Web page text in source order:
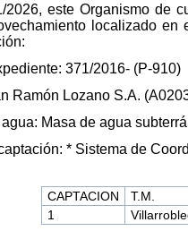
2026, este Organismo de
localizado
371/2016- (P-910)
Ramón Lozano S.A.
Masa de agua
* Sistema de
CAPTACION T.M.
1